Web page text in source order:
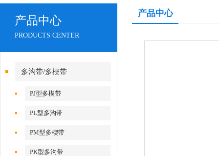
产品中心
PRODUCTS CENTER
多沟带/多楔带
PJ型多楔带
PL型多沟带
PM型多楔带
PK型多沟带
产品中心